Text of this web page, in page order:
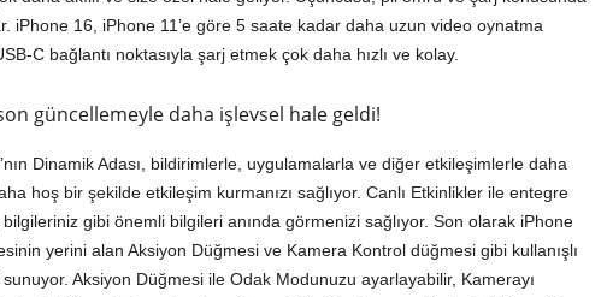
iPhone 16, iPhone 11’e göre 5 saate kadar daha uzun video oynatma
C bağlantı noktasıyla şarj etmek çok daha hızlı ve kolay.
güncellemeyle daha işlevsel hale geldi!
Dinamik Adası, bildirimlerle, uygulamalarla ve diğer etkileşimlerle daha
hoş bir şekilde etkileşim kurmanızı sağlıyor. Canlı Etkinlikler ile entegre
gibi önemli bilgileri anında görmenizi sağlıyor. Son olarak iPhone
yerini alan Aksiyon Düğmesi ve Kamera Kontrol düğmesi gibi kullanışlı
Aksiyon Düğmesi ile Odak Modunuzu ayarlayabilir, Kamerayı